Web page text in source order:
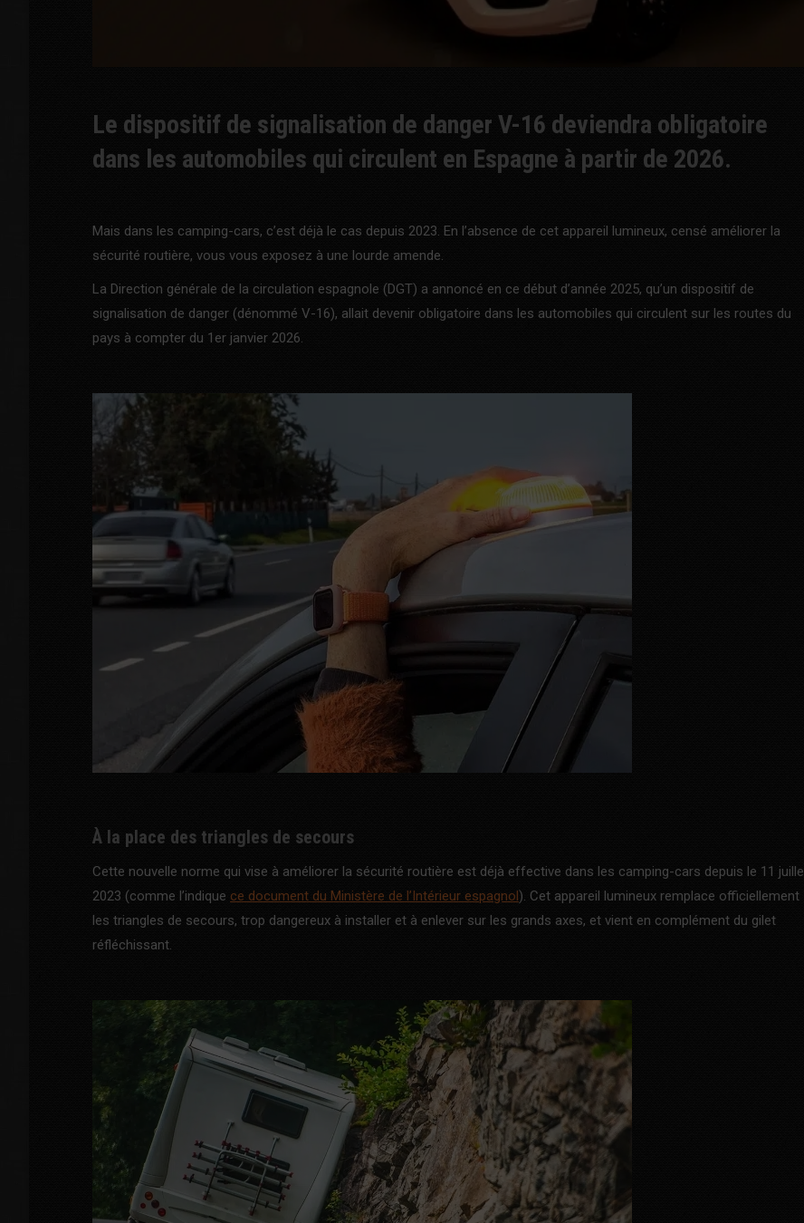
Le dispositif de signalisation de danger V-16 deviendra obligatoire
dans les automobiles qui circulent en Espagne à partir de 2026.
Mais dans les camping-cars, c’est déjà le cas depuis 2023. En l’absence de cet appareil lumineux, censé améliorer la
sécurité routière, vous vous exposez à une lourde amende.
La Direction générale de la circulation espagnole (DGT) a annoncé en ce début d’année 2025, qu’un dispositif de
signalisation de danger (dénommé V-16), allait devenir obligatoire dans les automobiles qui circulent sur les routes du
pays à compter du 1er janvier 2026.
À la place des triangles de secours
Cette nouvelle norme qui vise à améliorer la sécurité routière est déjà effective dans les camping-cars depuis le 11
2023 (comme l’indique ce document du Ministère de l’Intérieur espagnol). Cet appareil lumineux remplace officiellement
les triangles de secours, trop dangereux à installer et à enlever sur les grands axes, et vient en complément du gilet
réfléchissant.